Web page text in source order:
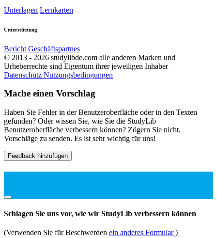
Unterlagen Lernkarten
Unterstützung
Bericht Geschäftspartnes
© 2013 - 2026 studylibde.com alle anderen Marken und
Urheberrechte sind Eigentum ihrer jeweiligen Inhaber
Datenschutz Nutzungsbedingungen
Mache einen Vorschlag
Haben Sie Fehler in der Benutzeroberfläche oder in den Texten
gefunden? Oder wissen Sie, wie Sie die StudyLib
Benutzeroberfläche verbessern können? Zögern Sie nicht,
Vorschläge zu senden. Es ist sehr wichtig für uns!
Feedback hinzufügen
Schlagen Sie uns vor, wie wir StudyLib verbessern können
(Verwenden Sie für Beschwerden ein anderes Formular)